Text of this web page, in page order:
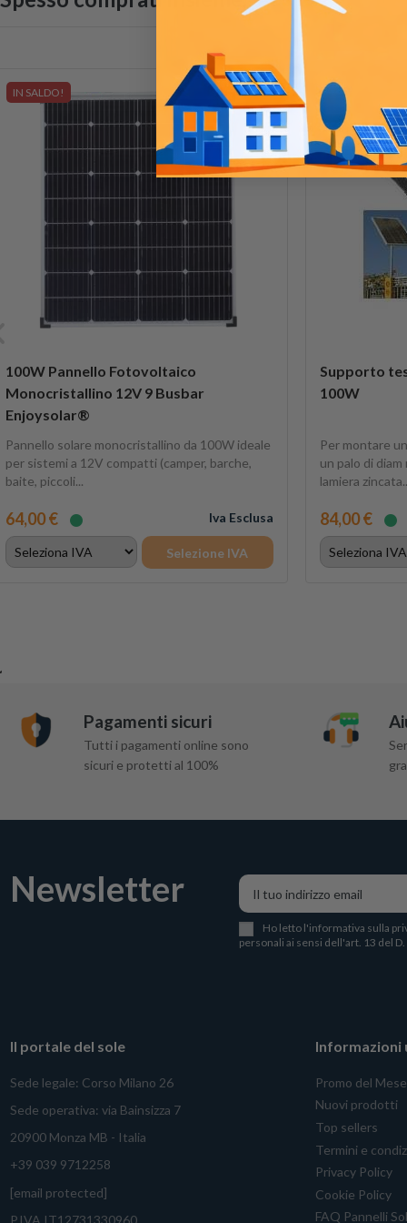
IN SALDO!
100W Pannello Fotovoltaico
Monocristallino 12V 9 Busbar
Enjoysolar®
Pannello solare monocristallino da 100W ideale
per sistemi a 12V compatti (camper, barche,
baite, piccoli...
64,00 € Iva Esclusa
Selezione IVA
Supporto
100W
Per montare
un palo di diam
lamiera
84,00 €
Pagamenti sicuri
Tutti i pagamenti online sono
sicuri e protetti al 100%
Newsletter
Ho letto l'informativa sulla
personali ai sensi dell'art. 13 del
Il portale del sole
Sede legale: Corso Milano 26
Sede operativa: via Bainsizza 7
20900 Monza MB - Italia
+39 039 9712258
[email protected]
P.IVA IT12731330960
Informazioni
Promo del Mese
Nuovi prodotti
Top sellers
Termini e
Privacy Policy
Cookie Policy
FAQ Pannelli